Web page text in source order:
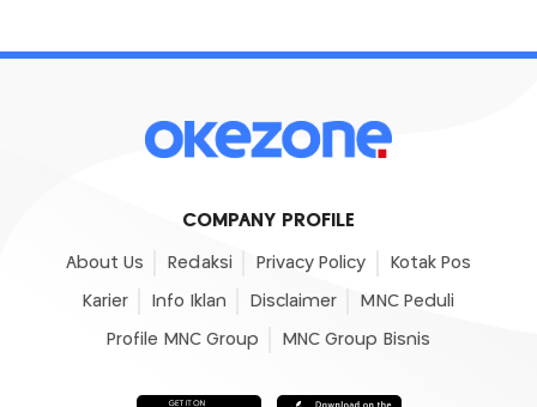
COMPANY PROFILE
About Us Redaksi Privacy Policy Kotak Pos
Karier Info Iklan Disclaimer MNC Peduli
Profile MNC Group MNC Group Bisnis